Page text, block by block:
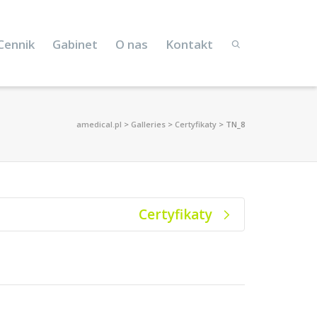
Gabinet O nas Kontakt
amedical.pl > Galleries > Certyfikaty > TN_8
Certyfikaty